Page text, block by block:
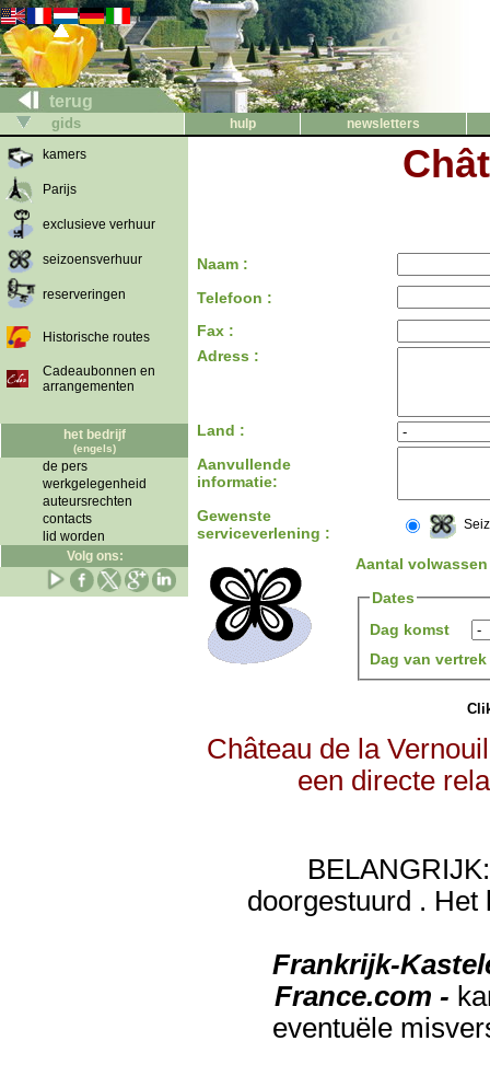
terug
gids hulp
newsletters
kamers
Parijs
exclusieve verhuur
seizoensverhuur
reserveringen
Historische routes
Cadeaubonnen en
arrangementen
het bedrijf
(engels)
de pers
werkgelegenheid
auteursrechten
contacts
lid worden
Volg ons:
Naam :
Telefoon :
Fax :
Adress :
Land :
Aanvullende
informatie:
Gewenste
serviceverlening :
Aantal
Dates
Dag komst
Dag van
Château de la
een directe
doorgestuurd . Het
Frankrijk-
France.com -
eventuële